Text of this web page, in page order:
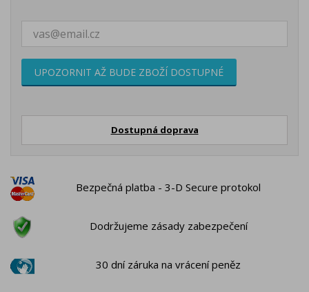
UPOZORNIT AŽ BUDE ZBOŽÍ DOSTUPNÉ
Dostupná doprava
Bezpečná platba - 3-D Secure protokol
Dodržujeme zásady zabezpečení
30 dní záruka na vrácení peněz